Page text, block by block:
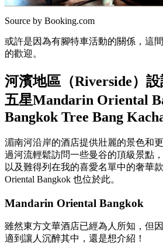
Source by Booking.com
或許是因為有腳特車活動的關係，這
的歡迎。
河濱地區（Riverside）設
五星Mandarin Oriental
Bangkok Tree Bang
湄南河沿岸的酒店提供壯麗的景色和
過河流輕鬆訪問一些曼谷的頂級景點
以及難得列在我的喜愛名單中的奢華
Oriental Bangkok 也位於此。
Mandarin Oriental Bangkok
雖然東方文華酒店已經為人所知，但
適到讓人沉醉其中，還是想介紹！